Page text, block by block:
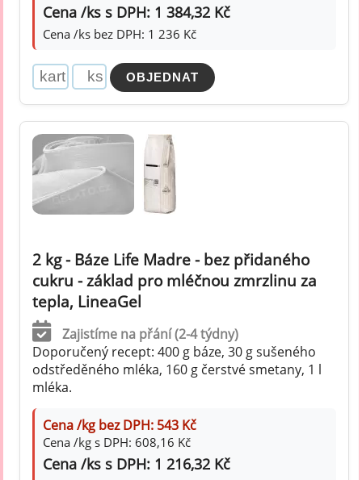
Cena /ks s DPH: 1 384,32 Kč
Cena /ks bez DPH: 1 236 Kč
2 kg - Báze Life Madre - bez přidaného
cukru - základ pro mléčnou zmrzlinu za
tepla, LineaGel
Zajistíme na přání (2-4 týdny)
Doporučený recept: 400 g báze, 30 g sušeného
odstředěného mléka, 160 g čerstvé smetany, 1 l
mléka.
Cena /kg bez DPH: 543 Kč
Cena /kg s DPH: 608,16 Kč
Cena /ks s DPH: 1 216,32 Kč